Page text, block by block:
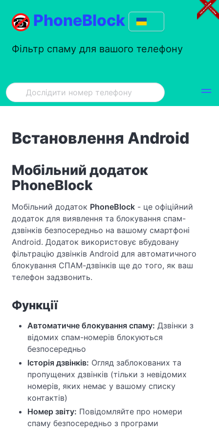
PhoneBlock
Фільтр спаму для вашого телефону
Встановлення Android
Мобільний додаток
PhoneBlock
Мобільний додаток PhoneBlock - це офіційний
додаток для виявлення та блокування спам-
дзвінків безпосередньо на вашому смартфоні
Android. Додаток використовує вбудовану
фільтрацію дзвінків Android для автоматичного
блокування СПАМ-дзвінків ще до того, як ваш
телефон задзвонить.
Функції
Автоматичне блокування спаму: Дзвінки з
відомих спам-номерів блокуються
безпосередньо
Історія дзвінків: Огляд заблокованих та
пропущених дзвінків (тільки з невідомих
номерів, яких немає у вашому списку
контактів)
Номер звіту: Повідомляйте про номери
спаму безпосередньо з програми